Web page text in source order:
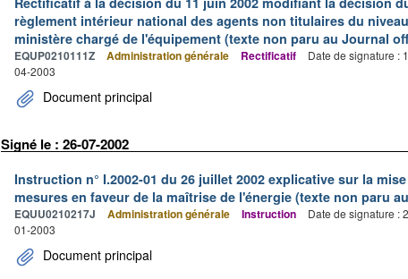
règlement intérieur national des agents non titulaires du
ministère chargé de l'équipement (texte non paru au Journal
EQUP0210111Z Administration générale Rectificatif Date de signature :
04-2003
Document principal
Signé le : 26-07-2002
Instruction n° I.2002-01 du 26 juillet 2002 explicative sur la
mesures en faveur de la maîtrise de l'énergie (texte non paru
EQUU0210217J Administration générale Instruction Date de signature :
01-2003
Document principal